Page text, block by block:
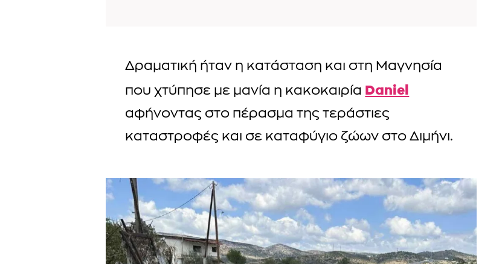
Δραματική ήταν η κατάσταση και στη Μαγνησία
που χτύπησε με μανία η κακοκαιρία Daniel
αφήνοντας στο πέρασμα της τεράστιες
καταστροφές και σε καταφύγιο ζώων στο Διμήνι.